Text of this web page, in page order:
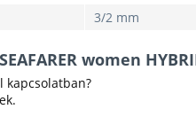
3/2 mm
women
kapcsolatban?